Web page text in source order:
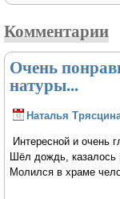
Комментарии
Очень
натуры...
Наталья
Интересной и очень
Шёл дождь, казалось
Молился в храме